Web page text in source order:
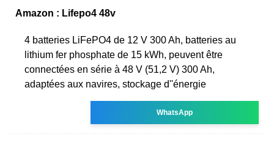
Amazon : Lifepo4 48v
4 batteries LiFePO4 de 12 V 300 Ah, batteries au
lithium fer phosphate de 15 kWh, peuvent être
connectées en série à 48 V (51,2 V) 300 Ah,
adaptées aux navires, stockage d''énergie
WhatsApp